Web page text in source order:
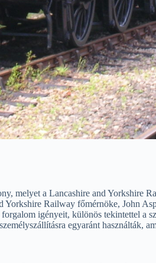
melyet a Lancashire and Yorkshire
Yorkshire Railway főmérnöke, John
igényeit, különös tekintettel a
egyaránt használták,